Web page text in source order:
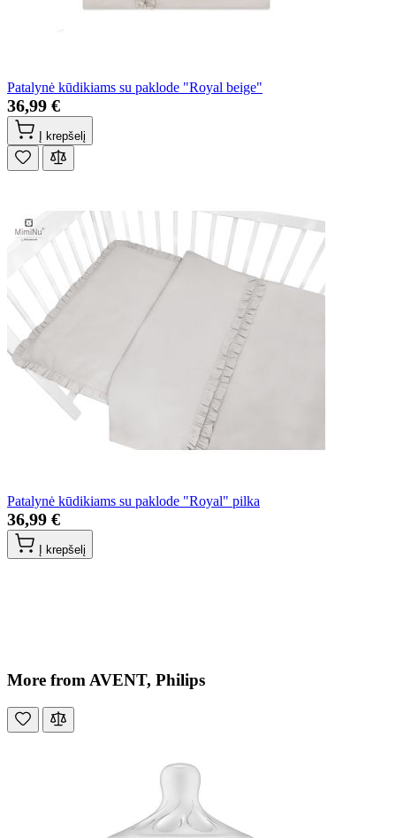
Patalynė kūdikiams su paklode "Royal beige"
36,99 €
Į krepšelį
Patalynė kūdikiams su paklode "Royal" pilka
36,99 €
Į krepšelį
More from AVENT, Philips